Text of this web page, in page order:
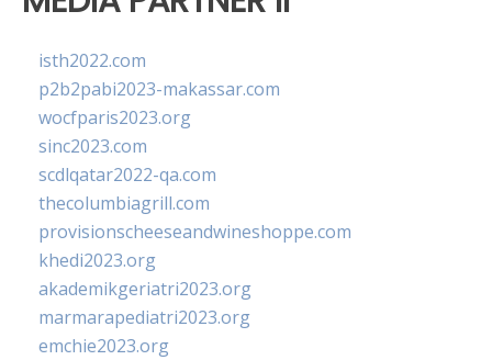
isth2022.com
p2b2pabi2023-makassar.com
wocfparis2023.org
sinc2023.com
scdlqatar2022-qa.com
thecolumbiagrill.com
provisionscheeseandwineshoppe.com
khedi2023.org
akademikgeriatri2023.org
marmarapediatri2023.org
emchie2023.org